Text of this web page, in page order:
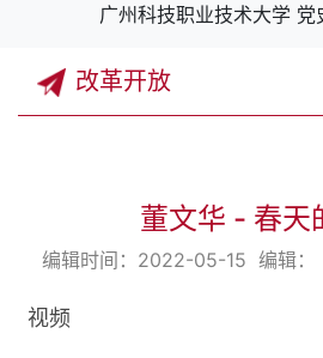
广州科技职业技术大学 党
改革开放
董文华 - 春天
编辑时间：2022-05-15 编辑：
视频